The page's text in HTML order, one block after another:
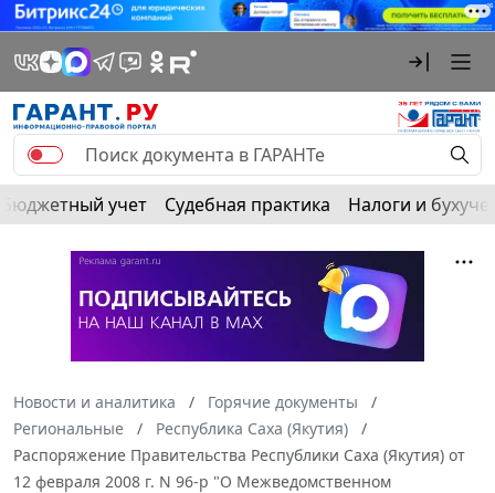
Бюджетный учет Судебная практика Налоги и
Новости и аналитика
Горячие документы
Региональные
Республика Саха (Якутия)
Распоряжение Правительства Республики Саха (Якутия) от
12 февраля 2008 г. N 96-р "О Межведомственном